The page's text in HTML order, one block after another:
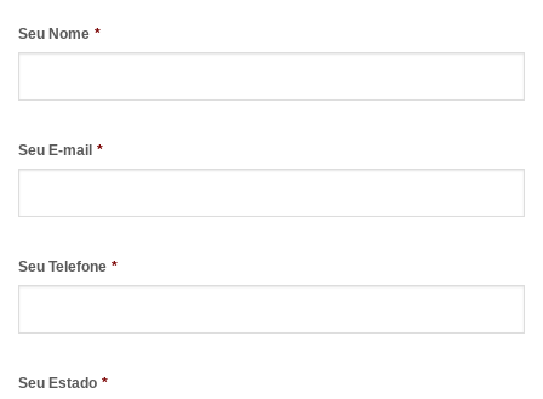
Seu Nome *
Seu E-mail *
Seu Telefone *
Seu Estado *